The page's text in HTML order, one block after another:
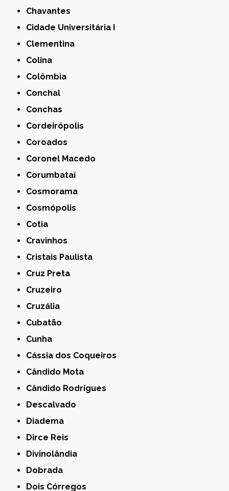
Chavantes
Cidade Universitária I
Clementina
Colina
Colômbia
Conchal
Conchas
Cordeirópolis
Coroados
Coronel Macedo
Corumbataí
Cosmorama
Cosmópolis
Cotia
Cravinhos
Cristais Paulista
Cruz Preta
Cruzeiro
Cruzália
Cubatão
Cunha
Cássia dos Coqueiros
Cândido Mota
Cândido Rodrigues
Descalvado
Diadema
Dirce Reis
Divinolândia
Dobrada
Dois Córregos